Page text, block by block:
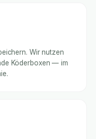
Wir nutzen
Köderboxen — im